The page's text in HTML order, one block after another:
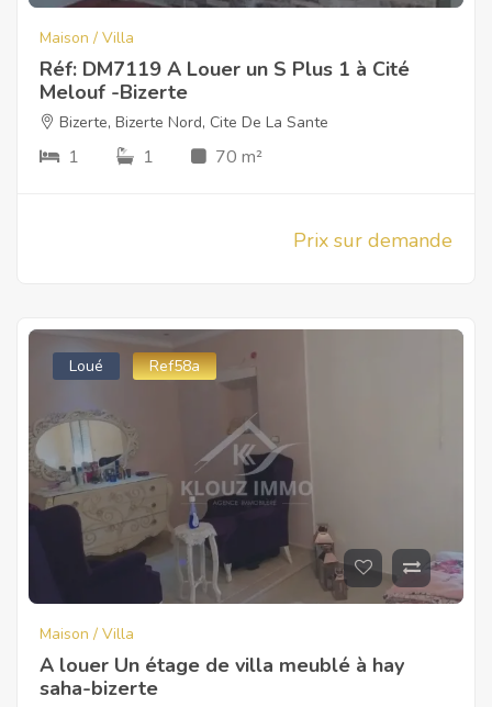
Maison / Villa
Réf: DM7119 A Louer un S Plus 1 à Cité
Melouf -Bizerte
Bizerte, Bizerte Nord, Cite De La Sante
1 1 70 m²
Prix sur demande
Loué Ref58a
Maison / Villa
A louer Un étage de villa meublé à hay
saha-bizerte